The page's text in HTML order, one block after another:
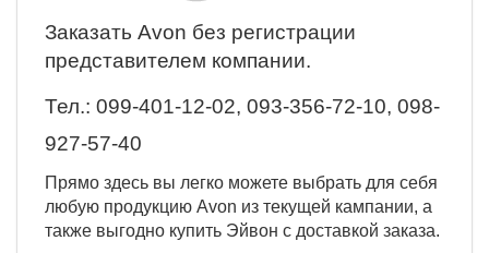
Заказать Avon без регистрации
представителем компании.
Тел.: 099-401-12-02, 093-356-72-10, 098-
927-57-40
Прямо здесь вы легко можете выбрать для себя
любую продукцию Avon из текущей кампании, а
также выгодно купить Эйвон с доставкой заказа.